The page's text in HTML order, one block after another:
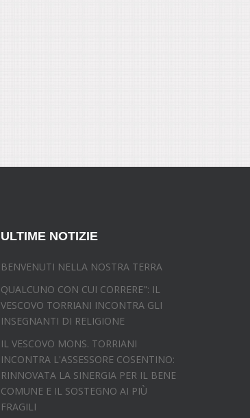
ULTIME NOTIZIE
BENVENUTI NELLA NOSTRA TERRA
QUALCUNO CON CUI CORRERE": IL
VESCOVO TORRIANI INCONTRA GLI
INSEGNANTI DI RELIGIONE
IL VESCOVO MONS. TORRIANI
INCONTRA L'ASSESSORE COSENTINO:
RINNOVATA LA SINERGIA PER IL BENE
COMUNE E IL SOSTEGNO AI PIÙ
FRAGILI